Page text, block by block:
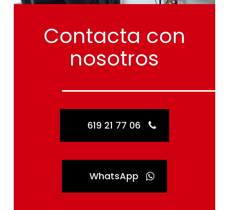
Contacta con
nosotros
619 21 77 06
WhatsApp